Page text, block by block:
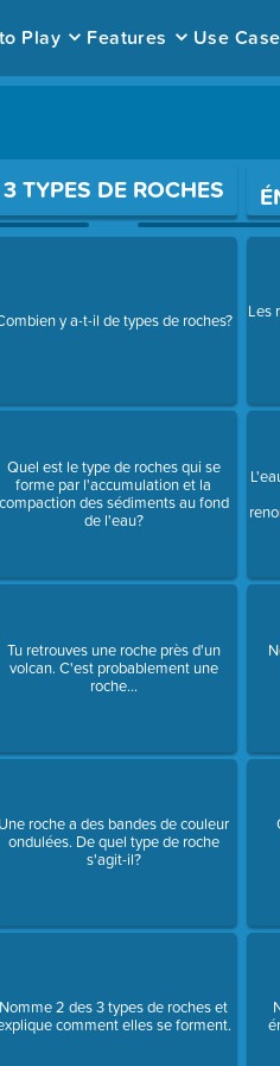
Play Features Use
3 TYPES DE ROCHES
y a-t-il de types de roches?
Quel est le type de roches qui se
forme par l'accumulation et la
compaction des sédiments au fond
de l'eau?
Tu retrouves une roche près d'un
volcan. C'est probablement une
roche...
Une roche a des bandes de couleur
ondulées. De quel type de roche
s'agit-il?
Nomme 2 des 3 types de roches et
comment elles se forment.
Les